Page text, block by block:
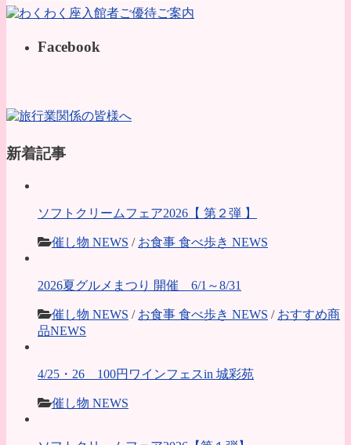
Facebook
新着記事
ソフトクリームフェア2026【 第２弾 】
催し物 NEWS / お食事 食べ歩き NEWS
2026夏グルメまつり 開催 6/1～8/31
催し物 NEWS / お食事 食べ歩き NEWS / おすすめ商
品NEWS
4/25・26 100円ワインフェスin 城彩苑
催し物 NEWS